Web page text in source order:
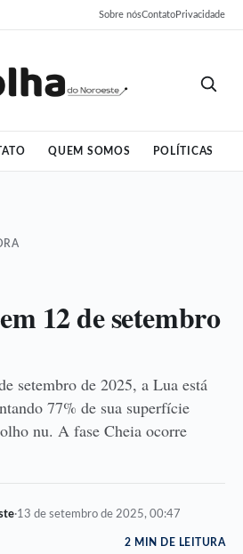
Sobre nósContatoPrivacidade
QUEM SOMOS POLÍTICAS
12 de setembro
setembro de 2025, a Lua está
77% de sua superfície
nu. A fase Cheia ocorre
·13 de setembro de 2025, 00:47
2 MIN DE LEITURA